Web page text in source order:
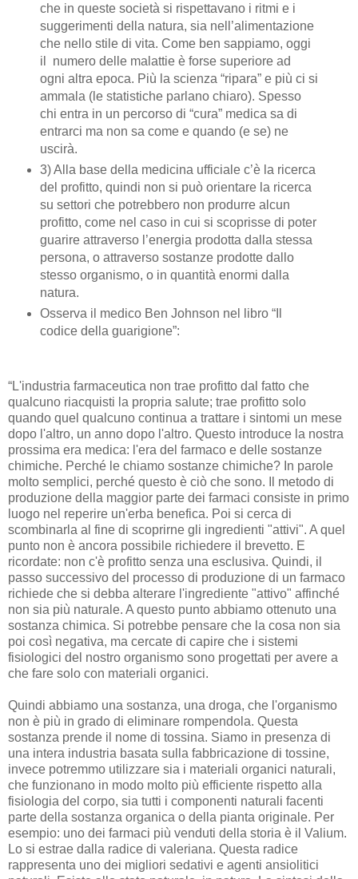
che in queste società si rispettavano i ritmi e i
suggerimenti della natura, sia nell’alimentazione
che nello stile di vita. Come ben sappiamo, oggi
il numero delle malattie è forse superiore ad
ogni altra epoca. Più la scienza “ripara” e più ci si
ammala (le statistiche parlano chiaro). Spesso
chi entra in un percorso di “cura” medica sa di
entrarci ma non sa come e quando (e se) ne
uscirà.
3) Alla base della medicina ufficiale c’è la ricerca
del profitto, quindi non si può orientare la ricerca
su settori che potrebbero non produrre alcun
profitto, come nel caso in cui si scoprisse di poter
guarire attraverso l’energia prodotta dalla stessa
persona, o attraverso sostanze prodotte dallo
stesso organismo, o in quantità enormi dalla
natura.
Osserva il medico Ben Johnson nel libro “Il
codice della guarigione”:
“L'industria farmaceutica non trae profitto dal fatto che
qualcuno riacquisti la propria salute; trae profitto solo
quando quel qualcuno continua a trattare i sintomi un mese
dopo l'altro, un anno dopo l'altro. Questo introduce la nostra
prossima era medica: l'era del farmaco e delle sostanze
chimiche. Perché le chiamo sostanze chimiche? In parole
molto semplici, perché questo è ciò che sono. Il metodo di
produzione della maggior parte dei farmaci consiste in primo
luogo nel reperire un'erba benefica. Poi si cerca di
scombinarla al fine di scoprirne gli ingredienti "attivi". A quel
punto non è ancora possibile richiedere il brevetto. E
ricordate: non c'è profitto senza una esclusiva. Quindi, il
passo successivo del processo di produzione di un farmaco
richiede che si debba alterare l'ingrediente "attivo" affinché
non sia più naturale. A questo punto abbiamo ottenuto una
sostanza chimica. Si potrebbe pensare che la cosa non sia
poi così negativa, ma cercate di capire che i sistemi
fisiologici del nostro organismo sono progettati per avere a
che fare solo con materiali organici.
Quindi abbiamo una sostanza, una droga, che l'organismo
non è più in grado di eliminare rompendola. Questa
sostanza prende il nome di tossina. Siamo in presenza di
una intera industria basata sulla fabbricazione di tossine,
invece potremmo utilizzare sia i materiali organici naturali,
che funzionano in modo molto più efficiente rispetto alla
fisiologia del corpo, sia tutti i componenti naturali facenti
parte della sostanza organica o della pianta originale. Per
esempio: uno dei farmaci più venduti della storia è il Valium.
Lo si estrae dalla radice di valeriana. Questa radice
rappresenta uno dei migliori sedativi e agenti ansiolitici